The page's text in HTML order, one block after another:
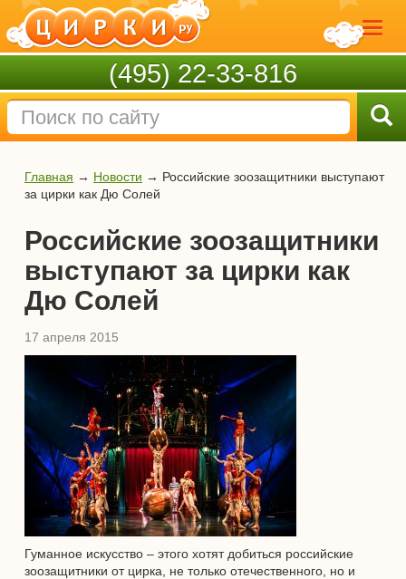
(495) 22-33-816
Главная → Новости → Российские зоозащитники выступают
за цирки как Дю Солей
Российские зоозащитники
выступают за цирки как
Дю Солей
17 апреля 2015
Гуманное искусство – этого хотят добиться российские
зоозащитники от цирка, не только отечественного, но и